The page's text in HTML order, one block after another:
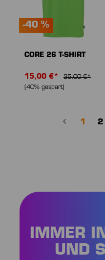
-40 %
CORE 26 T-SHIRT
15,00 €*
25,00 €*
(40% gespart)
Seite
1 2
IMMER
UND